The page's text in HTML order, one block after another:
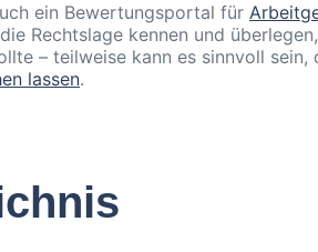
ein Bewertungsportal für
Rechtslage kennen und
– teilweise kann es sinnvoll
lassen.